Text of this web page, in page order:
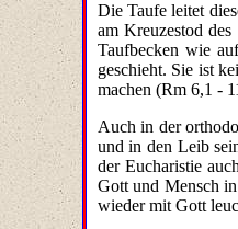
Die Taufe leitet
am Kreuzestod
Taufbecken wie
geschieht. Sie ist
machen (Rm 6,1 -
Auch in der
und in den Leib
der Eucharistie
Gott und Mensch
wieder mit Gott